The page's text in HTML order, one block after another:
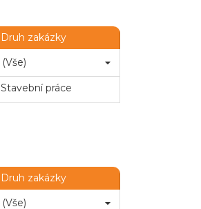
Druh zakázky
Stavební práce
Druh zakázky